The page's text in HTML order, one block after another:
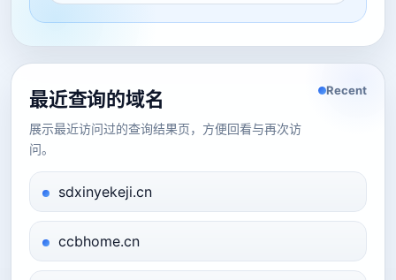
最近查询的域名
展示最近访问过的查询结果页，方便回看与再次访
问。
Recent
sdxinyekeji.cn
ccbhome.cn